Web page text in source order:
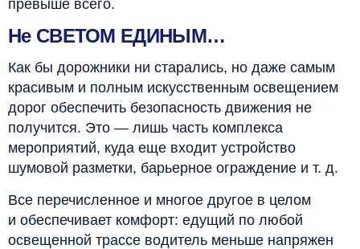
превыше всего.
Не СВЕТОМ ЕДИНЫМ…
Как бы дорожники ни старались, но даже самым
красивым и полным искусственным освещением
дорог обеспечить безопасность движения не
получится. Это — лишь часть комплекса
мероприятий, куда еще входит устройство
шумовой разметки, барьерное ограждение и т. д.
Все перечисленное и многое другое в целом
и обеспечивает комфорт: едущий по любой
освещенной трассе водитель меньше напряжен